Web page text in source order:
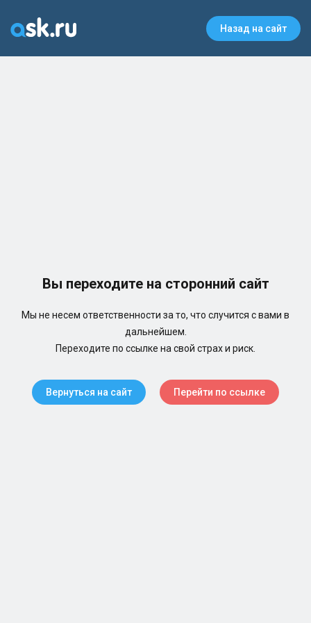
Назад на сайт
Вы переходите на сторонний сайт
Мы не несем ответственности за то, что случится с вами в
дальнейшем.
Переходите по ссылке на свой страх и риск.
Вернуться на сайт Перейти по ссылке